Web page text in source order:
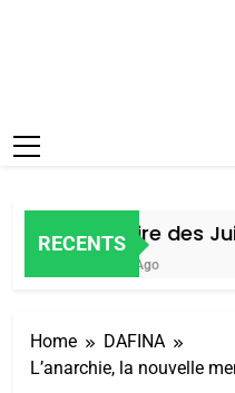
RECENTS
Histoire des
5 Jours Ago
Home
DAFINA
L’anarchie, la nouvelle